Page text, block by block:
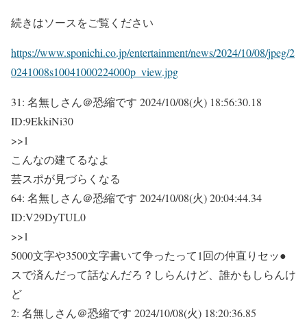
続きはソースをご覧ください
https://www.sponichi.co.jp/entertainment/news/2024/10/08/jpeg/2
0241008s10041000224000p_view.jpg
31: 名無しさん＠恐縮です 2024/10/08(火) 18:56:30.18
ID:9EkkiNi30
>>1
こんなの建てるなよ
芸スポが見づらくなる
64: 名無しさん＠恐縮です 2024/10/08(火) 20:04:44.34
ID:V29DyTUL0
>>1
5000文字や3500文字書いて争ったって1回の仲直りセッ●
スで済んだって話なんだろ？しらんけど、誰かもしらんけ
ど
2: 名無しさん＠恐縮です 2024/10/08(火) 18:20:36.85